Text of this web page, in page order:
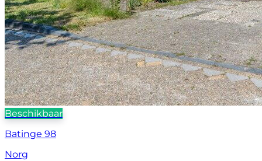
Beschikbaar
Batinge 98
Norg